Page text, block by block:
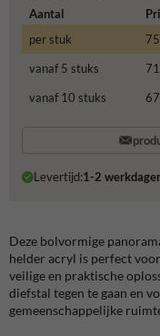
Aantal
per stuk
vanaf 5 stuks
vanaf 10 stuks
Levertijd:1-2
Deze bolvormige
helder acryl is perfect
veilige en praktische
diefstal tegen te gaan en
gemeenschappelijke